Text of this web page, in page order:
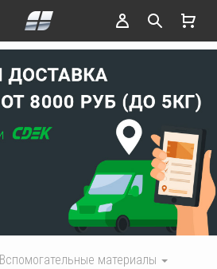
Вспомогательные материалы